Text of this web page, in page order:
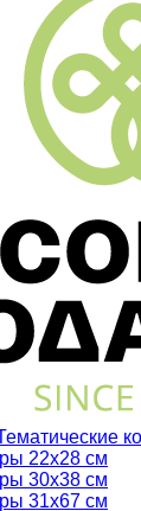
22x28 см
30x38 см
31x67 см